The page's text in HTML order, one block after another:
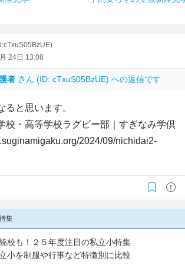
24日 13:08
者 さん (ID: cTxuS05BzUE) への返信です
ると思います。
校・高等学校ラグビー部｜すぎなみ学倶
2024/09/nichidai2-